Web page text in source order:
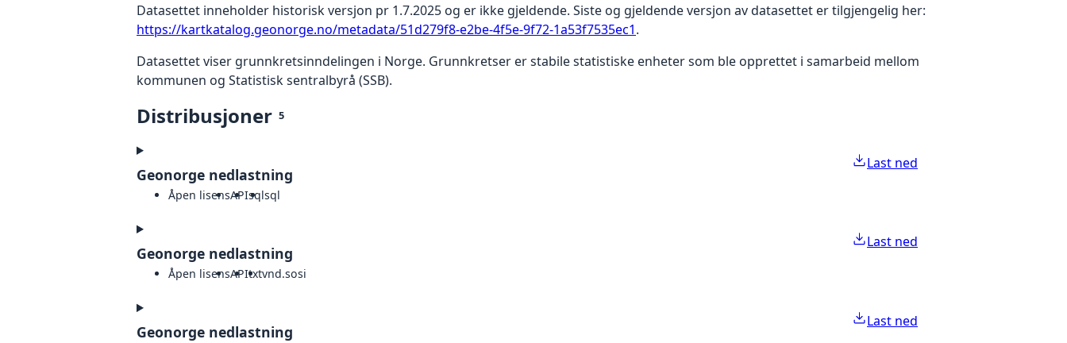
Datasettet inneholder historisk versjon pr 1.7.2025 og er ikke gjeldende. Siste og gjeldende versjon av datasettet er tilgjengelig her:
https://kartkatalog.geonorge.no/metadata/51d279f8-e2be-4f5e-9f72-1a53f7535ec1.
Datasettet viser grunnkretsinndelingen i Norge. Grunnkretser er stabile statistiske enheter som ble opprettet i samarbeid mellom
kommunen og Statistisk sentralbyrå (SSB).
Distribusjoner 5
Geonorge nedlastning
Åpen lisensAPIsqlsql
Last ned
Geonorge nedlastning
Åpen lisensAPItxtvnd.sosi
Last ned
Geonorge nedlastning
Last ned